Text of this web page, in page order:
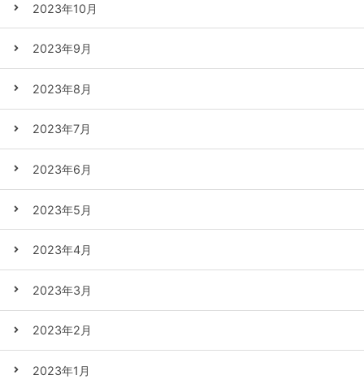
2023年10月
2023年9月
2023年8月
2023年7月
2023年6月
2023年5月
2023年4月
2023年3月
2023年2月
2023年1月